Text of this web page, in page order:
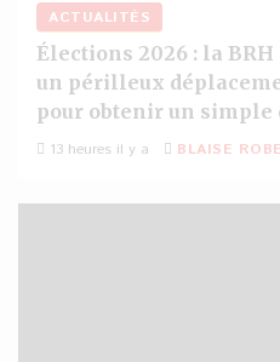
ACTUALITÉS
Élections 2026 : la
un périlleux
pour obtenir un simple
13 heures il y a BLAISE